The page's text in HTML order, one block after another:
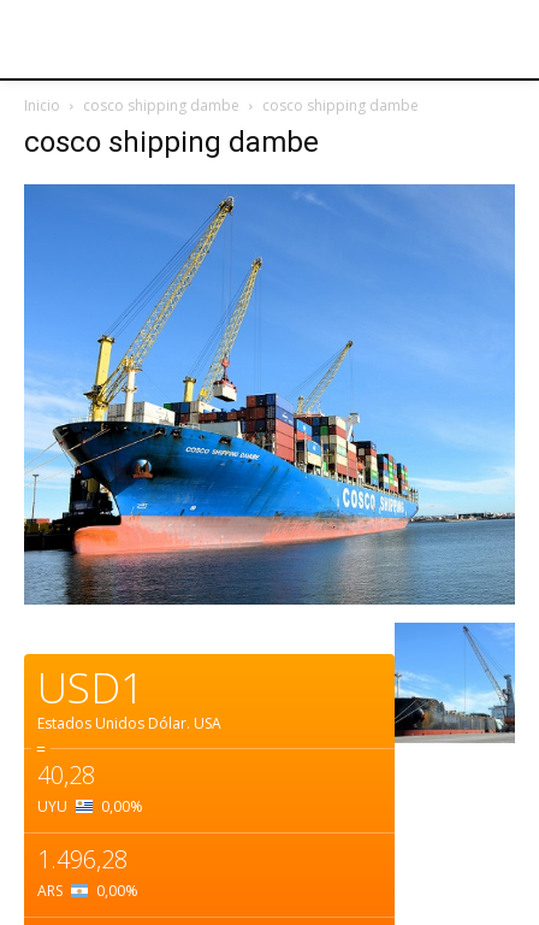
Inicio cosco shipping dambe cosco shipping dambe
cosco shipping dambe
USD1
Estados Unidos Dólar. USA
=
40,28
UYU 0,00%
1.496,28
ARS 0,00%